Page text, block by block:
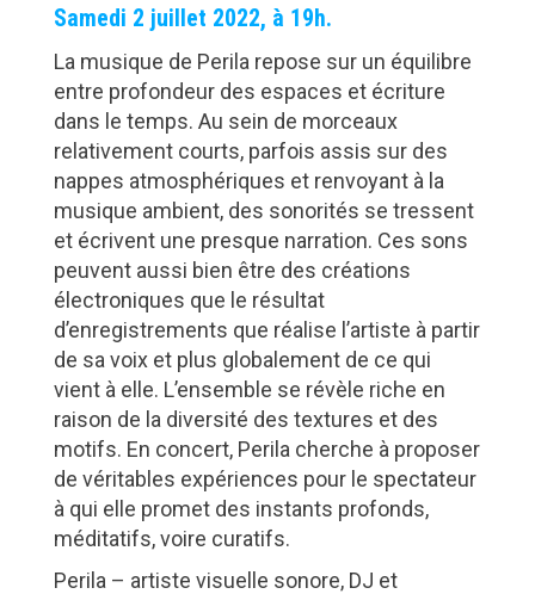
Samedi 2 juillet 2022, à 19h.
La musique de Perila repose sur un équilibre
entre profondeur des espaces et écriture
dans le temps. Au sein de morceaux
relativement courts, parfois assis sur des
nappes atmosphériques et renvoyant à la
musique ambient, des sonorités se tressent
et écrivent une presque narration. Ces sons
peuvent aussi bien être des créations
électroniques que le résultat
d’enregistrements que réalise l’artiste à partir
de sa voix et plus globalement de ce qui
vient à elle. L’ensemble se révèle riche en
raison de la diversité des textures et des
motifs. En concert, Perila cherche à proposer
de véritables expériences pour le spectateur
à qui elle promet des instants profonds,
méditatifs, voire curatifs.
Perila – artiste visuelle sonore, DJ et